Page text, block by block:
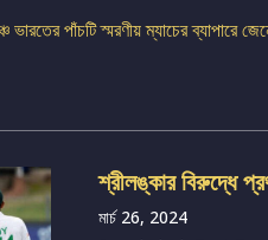
পাঁচটি স্মরণীয় ম্যাচের ব্যাপারে
শ্রীলঙ্কার বিরুদ্ধে
মার্চ 26, 2024